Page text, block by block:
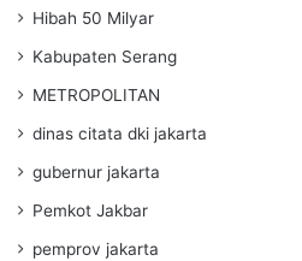
Hibah 50 Milyar
Kabupaten Serang
METROPOLITAN
dinas citata dki jakarta
gubernur jakarta
Pemkot Jakbar
pemprov jakarta